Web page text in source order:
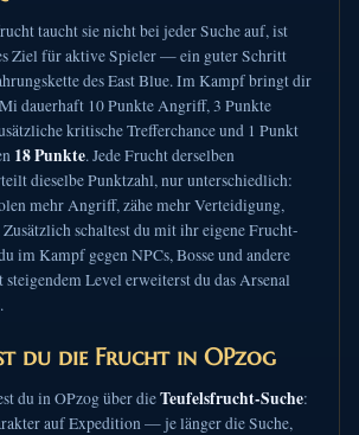
taucht sie nicht bei jeder Suche auf, ist
Ziel für aktive Spieler — ein guter Schritt
des East Blue. Im Kampf bringt dir
dauerhaft 10 Punkte Angriff, 3 Punkte
kritische Trefferchance und 1 Punkt
18 Punkte. Jede Frucht derselben
dieselbe Punktzahl, nur unterschiedlich:
mehr Angriff, zähe mehr Verteidigung,
schaltest du mit ihr eigene Frucht-
im Kampf gegen NPCs, Bosse und andere
Level erweiterst du das Arsenal
du die Frucht in OPzog
du in OPzog über dieTeufelsfrucht-Suche:
auf Expedition — je länger die Suche,